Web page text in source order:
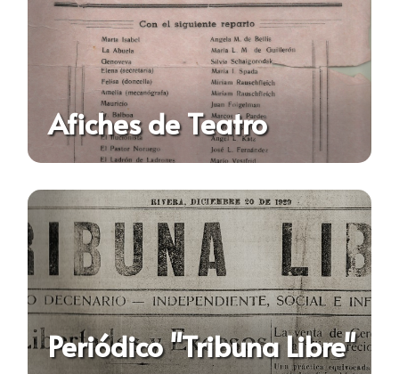
Afiches de Teatro
Periódico "Tribuna Libre"